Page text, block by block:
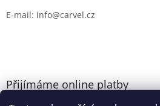
E-mail: info@carvel.cz
Přijímáme online platby